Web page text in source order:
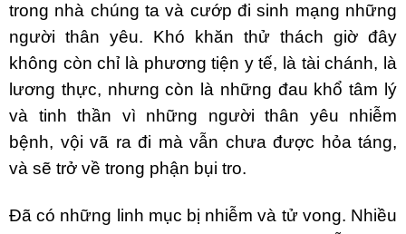
trong nhà chúng ta và cướp đi sinh mạng những
người thân yêu. Khó khăn thử thách giờ đây
không còn chỉ là phương tiện y tế, là tài chánh, là
lương thực, nhưng còn là những đau khổ tâm lý
và tinh thần vì những người thân yêu nhiễm
bệnh, vội vã ra đi mà vẫn chưa được hỏa táng,
và sẽ trở về trong phận bụi tro.
Đã có những linh mục bị nhiễm và tử vong. Nhiều